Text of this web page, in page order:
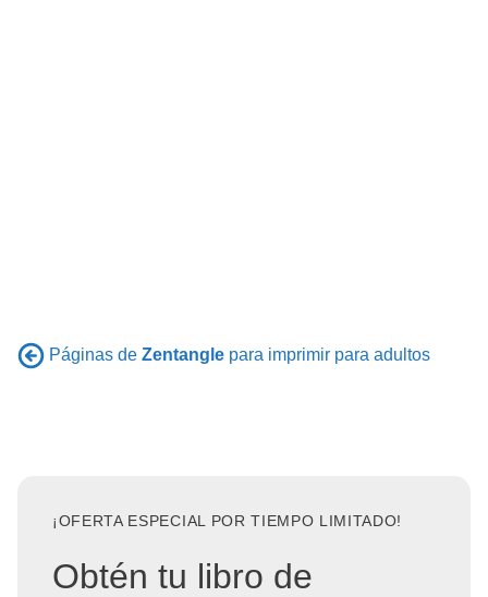
Páginas de Zentangle para imprimir para adultos
¡OFERTA ESPECIAL POR TIEMPO LIMITADO!
Obtén tu libro de